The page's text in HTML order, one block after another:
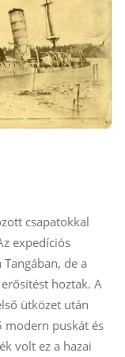
csapatokkal
expedíciós
de a
hoztak. A
ütközet után
modern puskát és
volt ez a hazai